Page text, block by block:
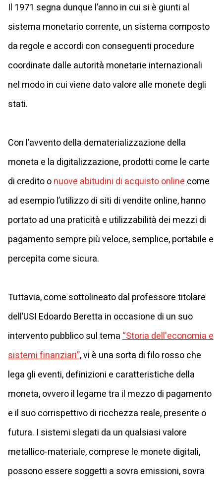
Il 1971 segna dunque l’anno in cui si è giunti al
sistema monetario corrente, un sistema composto
da regole e accordi con conseguenti procedure
coordinate dalle autorità monetarie internazionali
nel modo in cui viene dato valore alle monete degli
stati.
Con l’avvento della dematerializzazione della
moneta e la digitalizzazione, prodotti come le carte
di credito onuove abitudini di acquisto onlinecome
ad esempio l’utilizzo di siti di vendite online, hanno
portato ad una praticità e utilizzabilità dei mezzi di
pagamento sempre più veloce, semplice, portabile e
percepita come sicura.
Tuttavia, come sottolineato dal professore titolare
dell’USI Edoardo Beretta in occasione di un suo
intervento pubblico sul tema“Storia dell'economia e
sistemi finanziari”, vi è una sorta di filo rosso che
lega gli eventi, definizioni e caratteristiche della
moneta, ovvero il legame tra il mezzo di pagamento
e il suo corrispettivo di ricchezza reale, presente o
futura. I sistemi slegati da un qualsiasi valore
metallico-materiale, comprese le monete digitali,
possono essere soggetti a sovra emissioni, sovra